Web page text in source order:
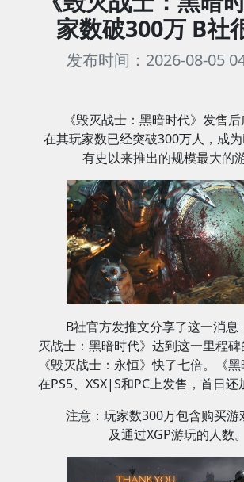
家数破300万 B社
发布时间：2026-08-05
《毁灭战士：黑暗时代》发售
在其玩家数已经突破300万人，成
有史以来推出的规模最大的游
B社官方发推文分享了这一消息
灭战士：黑暗时代》达到这一里程
《毁灭战士：永恒》快了七倍。《
在PS5、XSX|S和PC上发售，首日还
注意：玩家数300万包含购买游
及通过XGP游玩的人数。